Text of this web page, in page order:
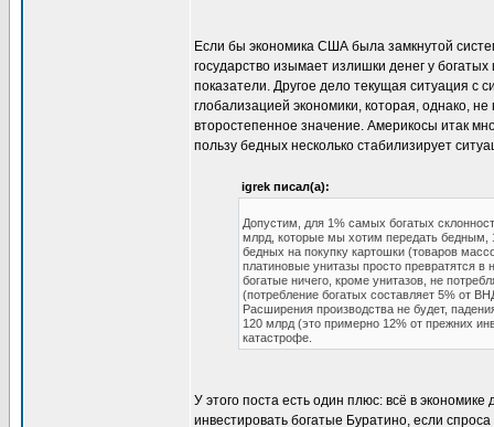
Если бы экономика США была замкнутой
государство изымает излишки денег у
показатели. Другое дело текущая ситуация с
глобализацией экономики, которая, однако,
второстепенное значение. Америкосы итак
пользу бедных несколько стабилизирует
igrek писал(а):
Допустим, для 1% самых богатых
млрд, которые мы хотим передать бедным,
бедных на покупку картошки (товаров
платиновые унитазы просто превратятся
богатые ничего, кроме унитазов, не
(потребление богатых составляет 5% от
Расширения производства не будет,
120 млрд (это примерно 12% от прежних
катастрофе.
У этого поста есть один плюс: всё в
инвестировать богатые Буратино, если